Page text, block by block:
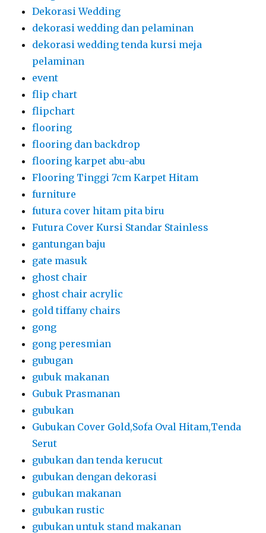
Dekorasi Wedding
dekorasi wedding dan pelaminan
dekorasi wedding tenda kursi meja
pelaminan
event
flip chart
flipchart
flooring
flooring dan backdrop
flooring karpet abu-abu
Flooring Tinggi 7cm Karpet Hitam
furniture
futura cover hitam pita biru
Futura Cover Kursi Standar Stainless
gantungan baju
gate masuk
ghost chair
ghost chair acrylic
gold tiffany chairs
gong
gong peresmian
gubugan
gubuk makanan
Gubuk Prasmanan
gubukan
Gubukan Cover Gold,Sofa Oval Hitam,Tenda
Serut
gubukan dan tenda kerucut
gubukan dengan dekorasi
gubukan makanan
gubukan rustic
gubukan untuk stand makanan